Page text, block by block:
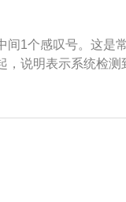
示灯。故障原因可
、ABS失效应尽快
该立即前往4S店或
是转向系统故障灯，
有故障，汽车转向系
转向系统过度负荷
一个图标。一般，
号灯亮起，应该立即
示灯为黄色时，提示
举三个红色感叹号故
号，底部一条花纹
间1个感叹号。这是
，说明表示系统检测
显示信息显示器。
有一个图标。一般，